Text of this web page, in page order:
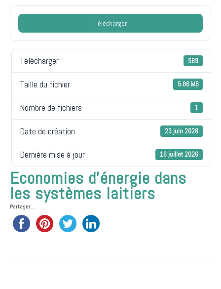
Télécharger
Télécharger 569
Taille du fichier 5.86 MB
Nombre de fichiers 1
Date de création 23 juin 2026
Dernière mise à jour 16 juillet 2026
Economies d’énergie dans
les systèmes laitiers
Partager...